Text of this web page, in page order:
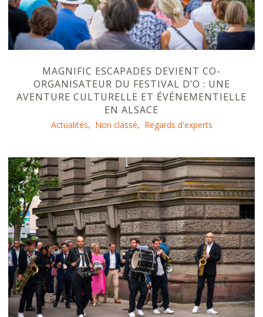
MAGNIFIC ESCAPADES DEVIENT CO-
ORGANISATEUR DU FESTIVAL D’O : UNE
AVENTURE CULTURELLE ET ÉVÉNEMENTIELLE
EN ALSACE
Actualités, Non classé, Regards d'experts